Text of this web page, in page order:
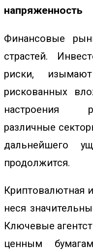
напряженность
Финансовые
страстей.
риски,
рискованных
настроения
различные
дальнейшего
продолжится.
Криптовалютная
неся
Ключевые
ценным